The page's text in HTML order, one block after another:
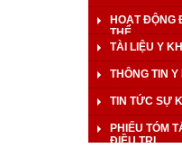
HOẠT ĐỘNG
THỂ
TÀI LIỆU Y
THÔNG TIN Y
TIN TỨC SỰ
PHIẾU TÓM
ĐIỀU TRỊ